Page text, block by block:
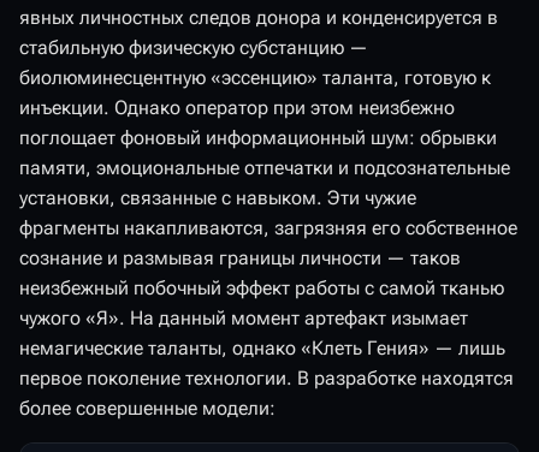
явных личностных следов донора и конденсируется в
стабильную физическую субстанцию —
биолюминесцентную «эссенцию» таланта, готовую к
инъекции. Однако оператор при этом неизбежно
поглощает фоновый информационный шум: обрывки
памяти, эмоциональные отпечатки и подсознательные
установки, связанные с навыком. Эти чужие
фрагменты накапливаются, загрязняя его собственное
сознание и размывая границы личности — таков
неизбежный побочный эффект работы с самой тканью
чужого «Я». На данный момент артефакт изымает
немагические таланты, однако «Клеть Гения» — лишь
первое поколение технологии. В разработке находятся
более совершенные модели: